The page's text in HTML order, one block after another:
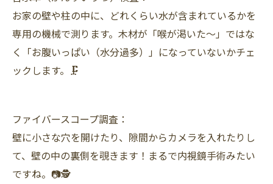
お家の壁や柱の中に、どれくらい水が含まれているかを
専用の機械で測ります。木材が「喉が渇いた～」ではな
く「お腹いっぱい（水分過多）」になっていないかチェ
ックします。🗜️
ファイバースコープ調査：
壁に小さな穴を開けたり、隙間からカメラを入れたりし
て、壁の中の裏側を覗きます！まるで内視鏡手術みたい
ですね。📷🕵️